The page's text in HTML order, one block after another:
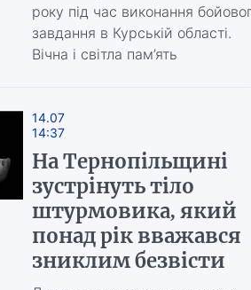
року під час виконання
завдання в Курській області.
Вічна і світла пам’ять
14.07
14:37
На Тернопільщині
зустрінуть тіло
штурмовика, який
понад рік вважався
зниклим безвісти